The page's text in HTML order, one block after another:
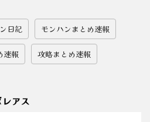
日記 モンハンまとめ速報
速報 攻略まとめ速報
アス